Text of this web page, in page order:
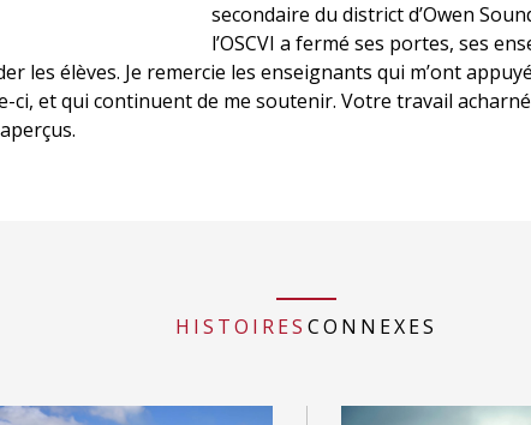
secondaire du district d’Owen
l’OSCVI a fermé ses portes, ses
les élèves. Je remercie les enseignants qui m’ont
ci, et qui continuent de me soutenir. Votre travail
HISTOIRES CONNEXES